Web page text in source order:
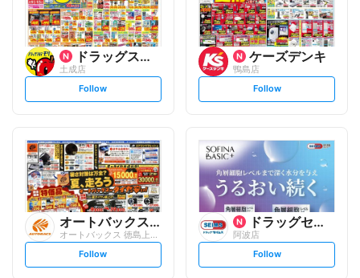
ドラッグストアモリ
土成店
s
t
l
o
w
Follow
ケーズデンキ
鴨島店
s
t
l
o
w
Follow
オートバックスグループ
s
t
Follow
ドラッグセイムス
阿波店
s
t
Follow